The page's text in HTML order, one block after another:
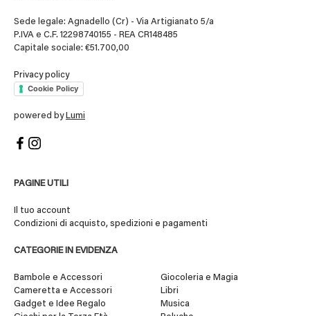
Sede legale: Agnadello (Cr) - Via Artigianato 5/a
P.IVA e C.F. 12298740155 - REA CR148485
Capitale sociale: €51.700,00
Privacy policy
Cookie Policy
powered by Lumi
PAGINE UTILI
Il tuo account
Condizioni di acquisto, spedizioni e pagamenti
CATEGORIE IN EVIDENZA
Bambole e Accessori
Cameretta e Accessori
Gadget e Idee Regalo
Giocoleria e Magia
Libri
Musica